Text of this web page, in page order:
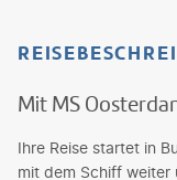
Mit MS
Ihre Reise startet in
mit dem Schiff weiter